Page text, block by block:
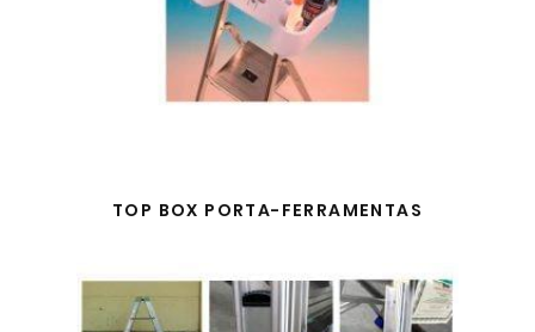
TOP BOX PORTA-FERRAMENTAS